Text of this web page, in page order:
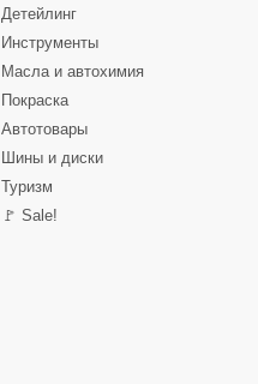
Детейлинг
Инструменты
Масла и автохимия
Покраска
Автотовары
Шины и диски
Туризм
🚩 Sale!